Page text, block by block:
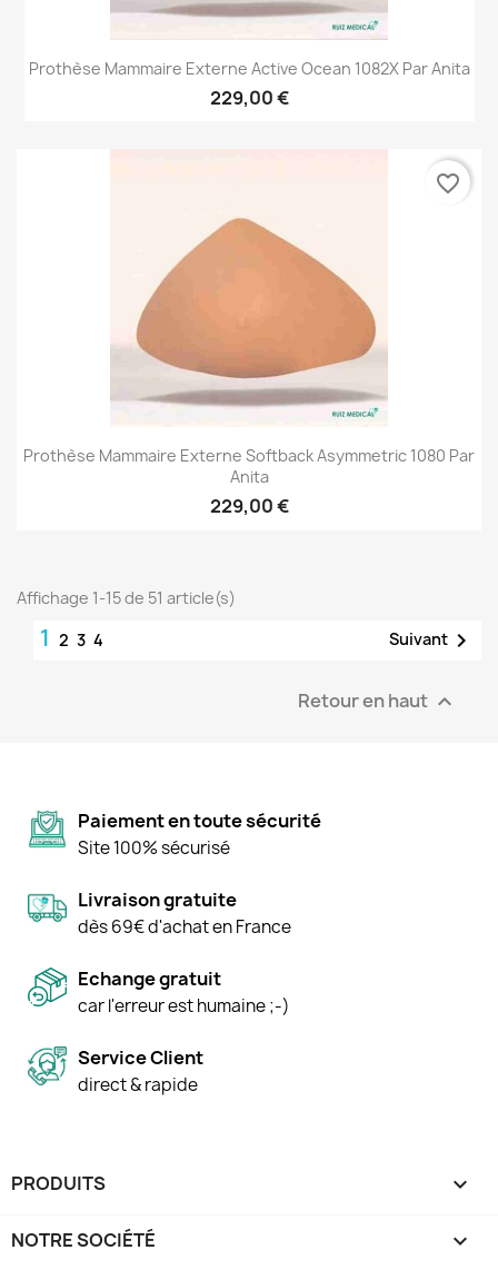
Prothèse Mammaire Externe Active Ocean 1082X Par Anita
229,00 €
Prothèse Mammaire Externe Softback Asymmetric 1080 Par
Anita
229,00 €
favorite_border
Affichage 1-15 de 51 article(s)
1 2 3 4 Suivant 
Retour en haut 
Paiement en toute sécurité
Site 100% sécurisé
Livraison gratuite
dès 69€ d'achat en France
Echange gratuit
car l'erreur est humaine ;-)
Service Client
direct & rapide
PRODUITS 
NOTRE SOCIÉTÉ 